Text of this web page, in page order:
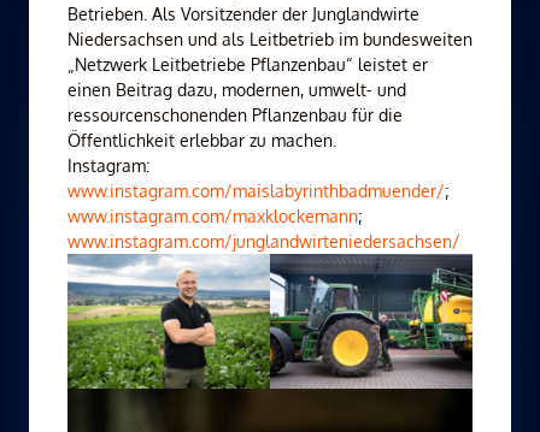
Betrieben. Als Vorsitzender der Junglandwirte
Niedersachsen und als Leitbetrieb im bundesweiten
„Netzwerk Leitbetriebe Pflanzenbau“ leistet er
einen Beitrag dazu, modernen, umwelt- und
ressourcenschonenden Pflanzenbau für die
Öffentlichkeit erlebbar zu machen.
Instagram:
www.instagram.com/maislabyrinthbadmuender/;
www.instagram.com/maxklockemann;
www.instagram.com/junglandwirteniedersachsen/